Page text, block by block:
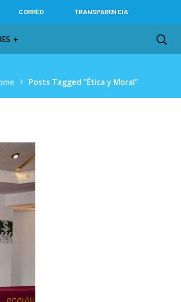
CORREO TRANSPARENCIA
Posts Tagged "Ética y Moral"